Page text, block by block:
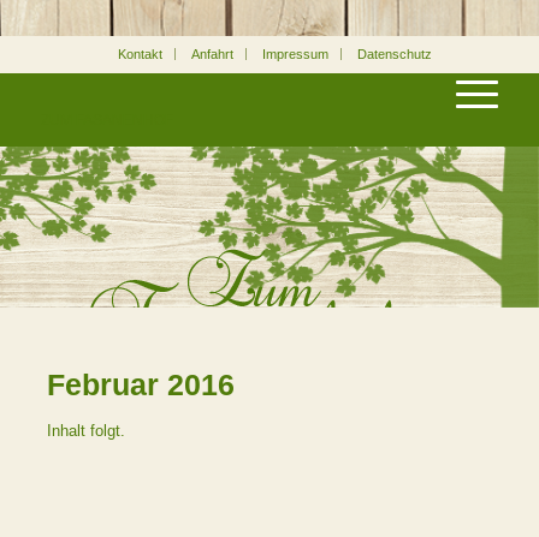
Kontakt Anfahrt Impressum Datenschutz
Februar 2016
Inhalt folgt.